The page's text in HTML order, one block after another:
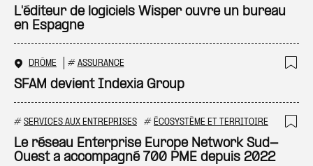
L'éditeur de logiciels Wisper ouvre un bureau
en Espagne
DRÔME # ASSURANCE
SFAM devient Indexia Group
# SERVICES AUX ENTREPRISES # ÉCOSYSTÈME ET TERRITOIRE
Le réseau Enterprise Europe Network Sud-
Ouest a accompagné 700 PME depuis 2022